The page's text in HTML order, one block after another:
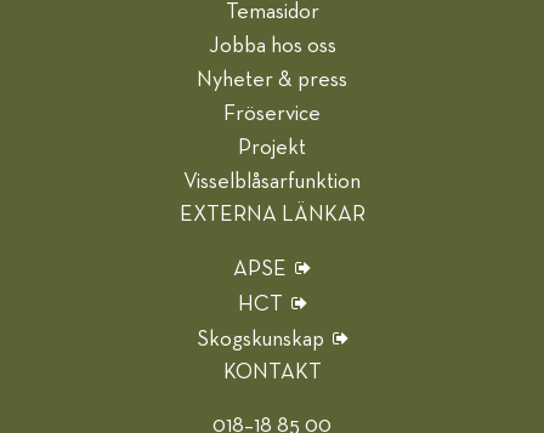
Temasidor
Jobba hos oss
Nyheter & press
Fröservice
Projekt
Visselblåsarfunktion
EXTERNA LÄNKAR
APSE
HCT
Skogskunskap
KONTAKT
018–18 85 00